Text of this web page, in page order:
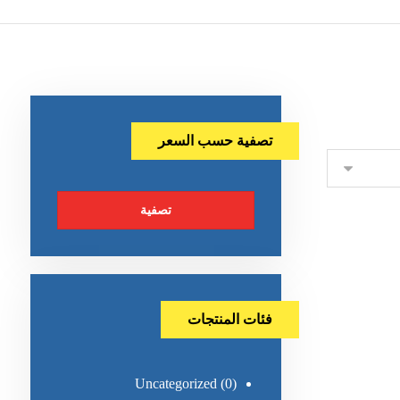
تصفية حسب السعر
تصفية
فئات المنتجات
Uncategorized (0)